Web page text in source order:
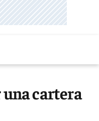
una cartera